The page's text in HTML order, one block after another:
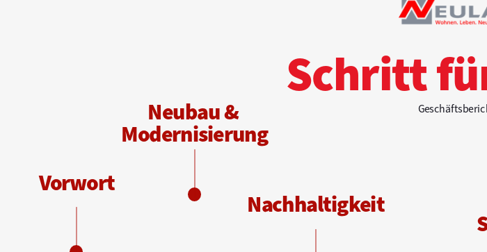
Neubau &
Modernisierung
Vorwort
Nachhaltigkeit
Schritt